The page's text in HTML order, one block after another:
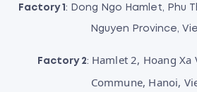
Factory 1 : Dong Ngo Hamlet, Phu
Nguyen Province,
Factory 2: Hamlet 2, Hoang Xa
Commune, Hanoi,